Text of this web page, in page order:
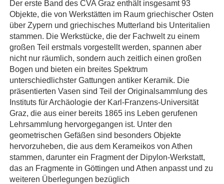
Der erste Band des CVA Graz enthält insgesamt 93
Objekte, die von Werkstätten im Raum griechischer Osten
über Zypern und griechisches Mutterland bis Unteritalien
stammen. Die Werkstücke, die der Fachwelt zu einem
großen Teil erstmals vorgestellt werden, spannen aber
nicht nur räumlich, sondern auch zeitlich einen großen
Bogen und bieten ein breites Spektrum
unterschiedlichster Gattungen antiker Keramik. Die
präsentierten Vasen sind Teil der Originalsammlung des
Instituts für Archäologie der Karl-Franzens-Universität
Graz, die aus einer bereits 1865 ins Leben gerufenen
Lehrsammlung hervorgegangen ist. Unter den
geometrischen Gefäßen sind besonders Objekte
hervorzuheben, die aus dem Kerameikos von Athen
stammen, darunter ein Fragment der Dipylon-Werkstatt,
das an Fragmente in Göttingen und Athen anpasst und zu
weiteren Überlegungen bezüglich